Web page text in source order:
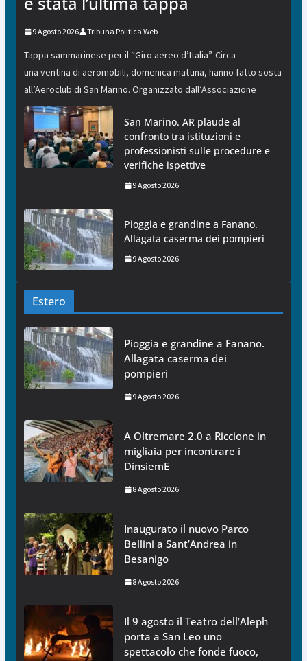
9 Agosto 2026 Tribuna Politica Web
Tappa sammarinese per il “Giro aereo d’Italia”. Circa
una ventina di aeromobili, domenica mattina, hanno fatto sosta
all’Aeroclub di San Marino. Organizzato dall’Associazione
San Marino. AR plaude al
confronto tra istituzioni e
professionisti sulle procedure e
verifiche ispettive
9 Agosto 2026
Pioggia e grandine a Fanano.
Allagata caserma dei pompieri
9 Agosto 2026
Estero
Pioggia e grandine a Fanano.
Allagata caserma dei
pompieri
9 Agosto 2026
A Oltremare 2.0 a Riccione in
migliaia per incontrare i
DinsiemE
8 Agosto 2026
Inaugurato il nuovo Parco
Bellini a Sant’Andrea in
Besanigo
8 Agosto 2026
Il 9 agosto il Teatro dell’Aleph
porta a San Leo uno
spettacolo che fonde fuoco,